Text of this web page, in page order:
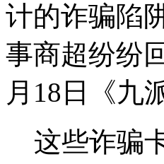
计的诈骗陷
事商超纷纷
月18日《九
这些诈骗